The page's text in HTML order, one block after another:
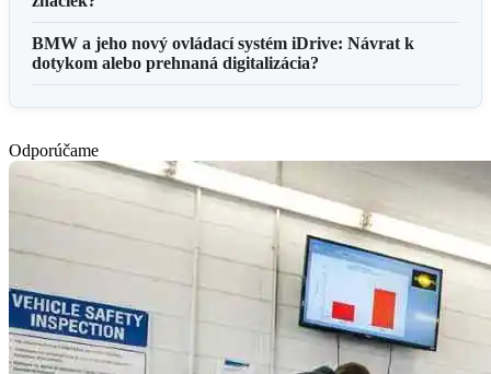
BMW a jeho nový ovládací systém iDrive: Návrat k
dotykom alebo prehnaná digitalizácia?
Odporúčame